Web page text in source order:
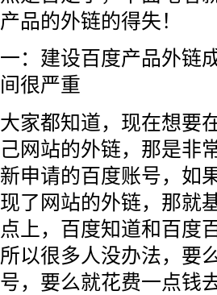
产品的外链的得失！
一：建设百度产品外链
间很严重
大家都知道，现在想要
己网站的外链，那是非
新申请的百度账号，如
现了网站的外链，那就
点上，百度知道和百度
所以很多人没办法，要
号，要么就花费一点钱